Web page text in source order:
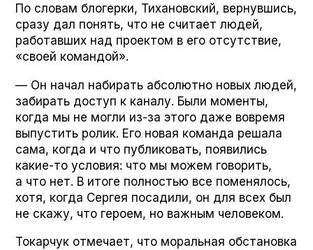
По словам блогерки, Тихановский, вернувшись,
сразу дал понять, что не считает людей,
работавших над проектом в его отсутствие,
«своей командой».
— Он начал набирать абсолютно новых людей,
забирать доступ к каналу. Были моменты,
когда мы не могли из-за этого даже вовремя
выпустить ролик. Его новая команда решала
сама, когда и что публиковать, появились
какие-то условия: что мы можем говорить,
а что нет. В итоге полностью все поменялось,
хотя, когда Сергея посадили, он для всех был
не скажу, что героем, но важным человеком.
Токарчук отмечает, что моральная обстановка